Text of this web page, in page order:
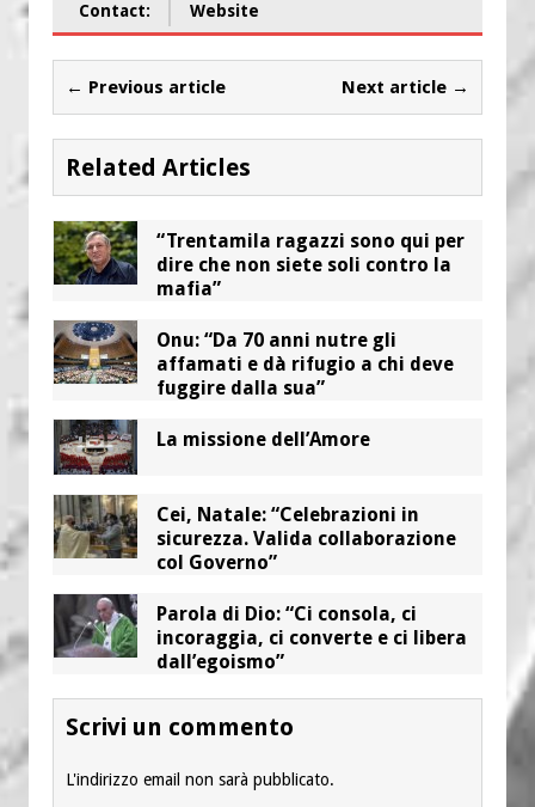
Contact: Website
← Previous article Next article →
Related Articles
“Trentamila ragazzi sono qui per
dire che non siete soli contro la
mafia”
Onu: “Da 70 anni nutre gli
affamati e dà rifugio a chi deve
fuggire dalla sua”
La missione dell’Amore
Cei, Natale: “Celebrazioni in
sicurezza. Valida collaborazione
col Governo”
Parola di Dio: “Ci consola, ci
incoraggia, ci converte e ci libera
dall’egoismo”
Scrivi un commento
L'indirizzo email non sarà pubblicato.